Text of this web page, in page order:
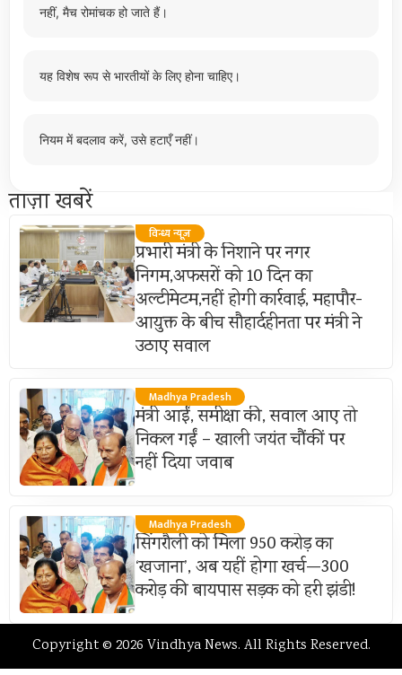
नहीं, मैच रोमांचक हो जाते हैं।
यह विशेष रूप से भारतीयों के लिए होना चाहिए।
नियम में बदलाव करें, उसे हटाएँ नहीं।
ताज़ा खबरें
विन्ध्य न्यूज़
प्रभारी मंत्री के निशाने पर नगर
निगम,अफसरों को 10 दिन का
अल्टीमेटम,नहीं होगी कार्रवाई, महापौर-
आयुक्त के बीच सौहार्दहीनता पर मंत्री ने
उठाए सवाल
Madhya Pradesh
मंत्री आईं, समीक्षा की, सवाल आए तो
निकल गईं – खाली जयंत चौंकीं पर
नहीं दिया जवाब
Madhya Pradesh
सिंगरौली को मिला 950 करोड़ का
‘खजाना’, अब यहीं होगा खर्च—300
करोड़ की बायपास सड़क को हरी झंडी!
Copyright © 2026 Vindhya News. All Rights Reserved.